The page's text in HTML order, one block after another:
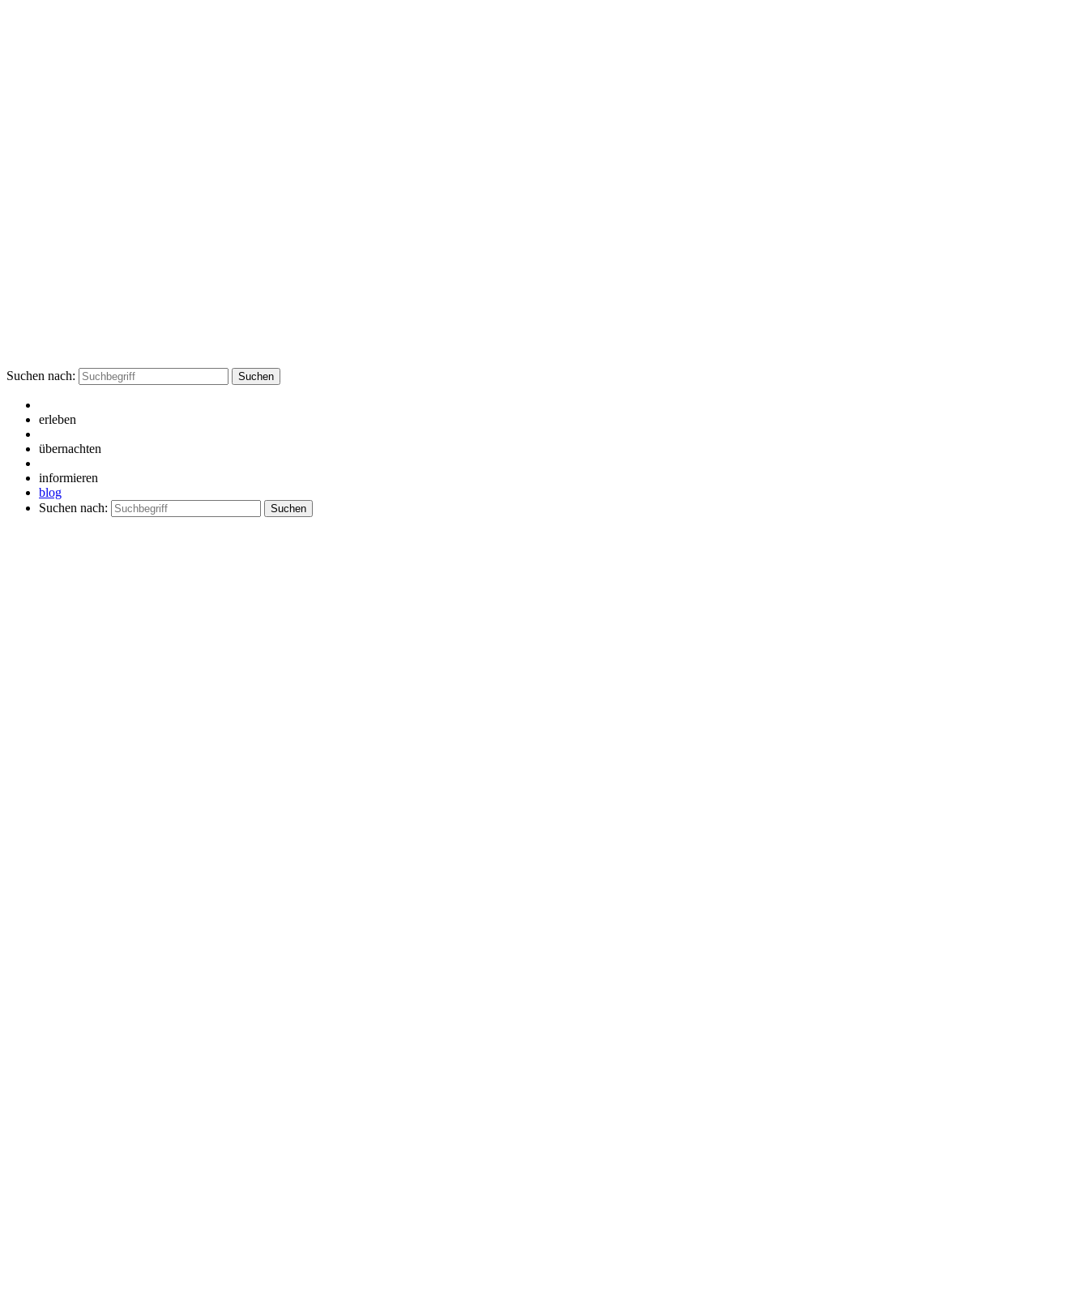
Suchen nach:
erleben
übernachten
informieren
blog
Suchen nach: